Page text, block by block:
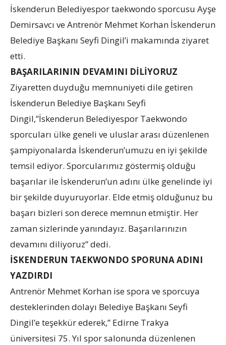
İskenderun Belediyespor taekwondo sporcusu Ayşe
Demirsavcı ve Antrenör Mehmet Korhan İskenderun
Belediye Başkanı Seyfi Dingil’i makamında ziyaret
etti.
BAŞARILARININ DEVAMINI DİLİYORUZ
Ziyaretten duyduğu memnuniyeti dile getiren
İskenderun Belediye Başkanı Seyfi
Dingil,”İskenderun Belediyespor Taekwondo
sporcuları ülke geneli ve uluslar arası düzenlenen
şampiyonalarda İskenderun’umuzu en iyi şekilde
temsil ediyor. Sporcularımız göstermiş olduğu
başarılar ile İskenderun’un adını ülke genelinde iyi
bir şekilde duyuruyorlar. Elde etmiş olduğunuz bu
başarı bizleri son derece memnun etmiştir. Her
zaman sizlerinde yanındayız. Başarılarınızın
devamını diliyoruz” dedi.
İSKENDERUN TAEKWONDO SPORUNA ADINI
YAZDIRDI
Antrenör Mehmet Korhan ise spora ve sporcuya
desteklerinden dolayı Belediye Başkanı Seyfi
Dingil’e teşekkür ederek,” Edirne Trakya
üniversitesi 75. Yıl spor salonunda düzenlenen